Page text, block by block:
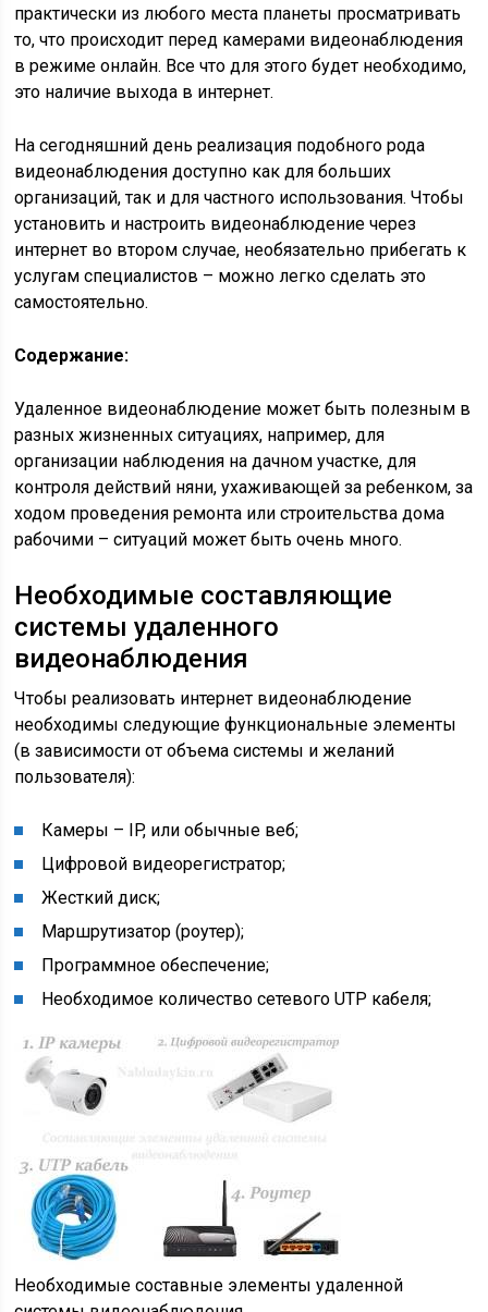
практически из любого места планеты просматривать
то, что происходит перед камерами видеонаблюдения
в режиме онлайн. Все что для этого будет необходимо,
это наличие выхода в интернет.
На сегодняшний день реализация подобного рода
видеонаблюдения доступно как для больших
организаций, так и для частного использования. Чтобы
установить и настроить видеонаблюдение через
интернет во втором случае, необязательно прибегать к
услугам специалистов – можно легко сделать это
самостоятельно.
Содержание:
Удаленное видеонаблюдение может быть полезным в
разных жизненных ситуациях, например, для
организации наблюдения на дачном участке, для
контроля действий няни, ухаживающей за ребенком, за
ходом проведения ремонта или строительства дома
рабочими – ситуаций может быть очень много.
Необходимые составляющие
системы удаленного
видеонаблюдения
Чтобы реализовать интернет видеонаблюдение
необходимы следующие функциональные элементы
(в зависимости от объема системы и желаний
пользователя):
Камеры – IP, или обычные веб;
Цифровой видеорегистратор;
Жесткий диск;
Маршрутизатор (роутер);
Программное обеспечение;
Необходимое количество сетевого UTP кабеля;
Необходимые составные элементы удаленной